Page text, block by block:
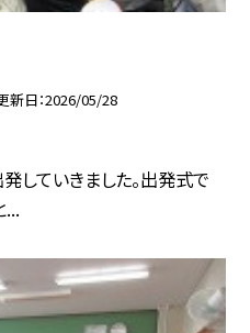
新日 2026/05/28
していきました。出発式で
...